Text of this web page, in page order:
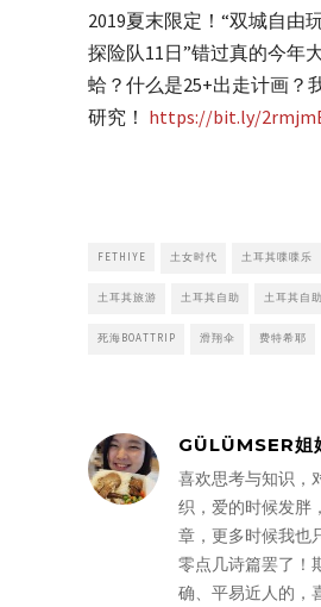
2019夏末限定！“双城自由
探险队11日”错过真的今年
蛤？什么是25+出走计画？
研究！ https://bit.ly/
FETHIYE 土女时代 土耳其喋喋乐
土耳其旅游 土耳其自助 土耳其自
死海BOATTRIP 滑翔伞 费特希耶
GÜLÜMSER姐
喜欢思考与知识，
织，爱的时候发胖
章，更多时候我也
零点几诗篇罢了！
确、平易近人的，